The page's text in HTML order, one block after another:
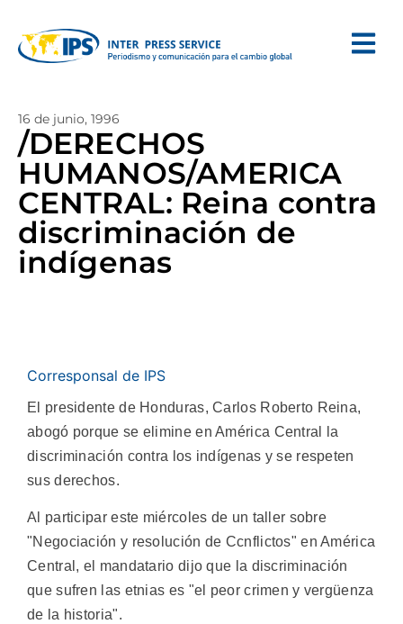
16 de junio, 1996
/DERECHOS
HUMANOS/AMERICA
CENTRAL: Reina contra
discriminación de
indígenas
Corresponsal de IPS
El presidente de Honduras, Carlos Roberto Reina,
abogó porque se elimine en América Central la
discriminación contra los indígenas y se respeten
sus derechos.
Al participar este miércoles de un taller sobre
"Negociación y resolución de Ccnflictos" en América
Central, el mandatario dijo que la discriminación
que sufren las etnias es "el peor crimen y vergüenza
de la historia".